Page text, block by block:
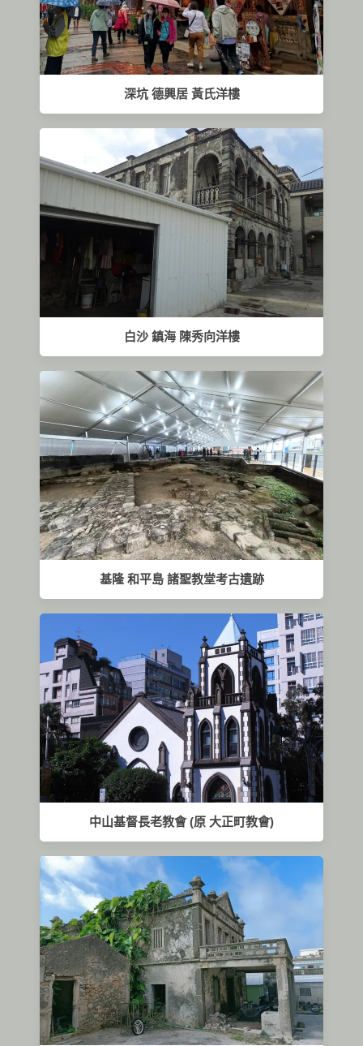
深坑 德興居 黃氏洋樓
白沙 鎮海 陳秀向洋樓
基隆 和平島 諸聖教堂考古遺跡
中山基督長老教會 (原 大正町教會)